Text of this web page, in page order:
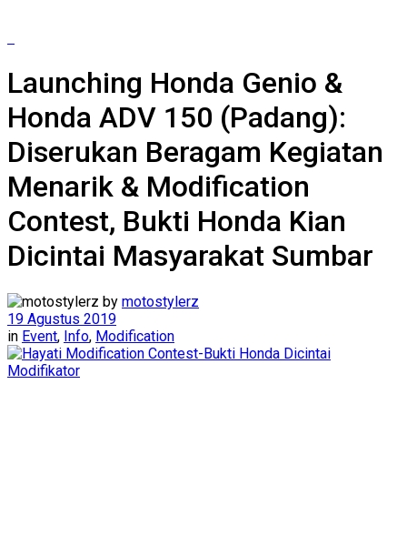
Launching Honda Genio &
Honda ADV 150 (Padang):
Diserukan Beragam Kegiatan
Menarik & Modification
Contest, Bukti Honda Kian
Dicintai Masyarakat Sumbar
by motostylerz
19 Agustus 2019
in Event, Info, Modification